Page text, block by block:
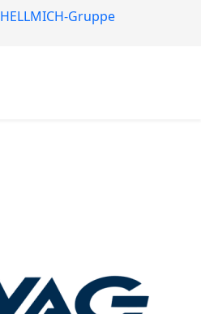
HELLMICH-Gruppe